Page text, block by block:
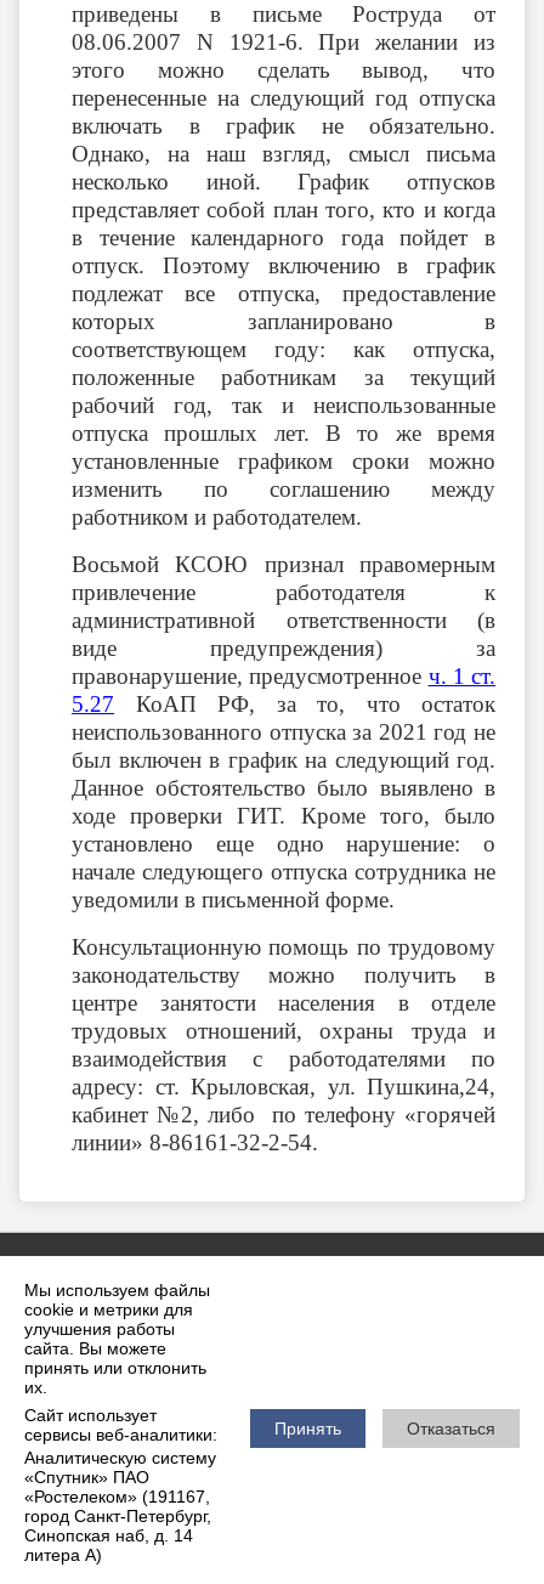
Мы используем файлы
cookie и метрики для
улучшения работы
сайта. Вы можете
принять или отклонить
их.
Сайт использует
сервисы веб-аналитики:
Аналитическую систему
«Спутник» ПАО
«Ростелеком» (191167,
город Санкт-Петербург,
Синопская наб, д. 14
литера А)
Принять Отказаться
приведены в письме Роструда от
08.06.2007 N 1921-6. При желании из
этого можно сделать вывод, что
перенесенные на следующий год отпуска
включать в график не обязательно.
Однако, на наш взгляд, смысл письма
несколько иной. График отпусков
представляет собой план того, кто и когда
в течение календарного года пойдет в
отпуск. Поэтому включению в график
подлежат все отпуска, предоставление
которых запланировано в
соответствующем году: как отпуска,
положенные работникам за текущий
рабочий год, так и неиспользованные
отпуска прошлых лет. В то же время
установленные графиком сроки можно
изменить по соглашению между
работником и работодателем.
Восьмой КСОЮ признал правомерным
привлечение работодателя к
административной ответственности (в
виде предупреждения) за
правонарушение, предусмотренное ч. 1 ст.
5.27 КоАП РФ, за то, что остаток
неиспользованного отпуска за 2021 год не
был включен в график на следующий год.
Данное обстоятельство было выявлено в
ходе проверки ГИТ. Кроме того, было
установлено еще одно нарушение: о
начале следующего отпуска сотрудника не
уведомили в письменной форме.
Консультационную помощь по трудовому
законодательству можно получить в
центре занятости населения в отделе
трудовых отношений, охраны труда и
взаимодействия с работодателями по
адресу: ст. Крыловская, ул. Пушкина,24,
кабинет №2, либо по телефону «горячей
линии» 8-86161-32-2-54.
2026 г. krilovskaya.ru
Вход
Карта сайта
Политика обработки персональных данных
Сделано на KubCMS
Разработка и поддержка